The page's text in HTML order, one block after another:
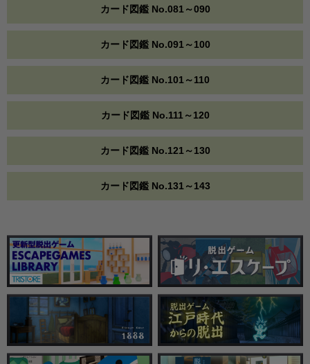
カード図鑑 No.081～090
カード図鑑 No.091～100
カード図鑑 No.101～110
カード図鑑 No.111～120
カード図鑑 No.121～130
カード図鑑 No.131～143